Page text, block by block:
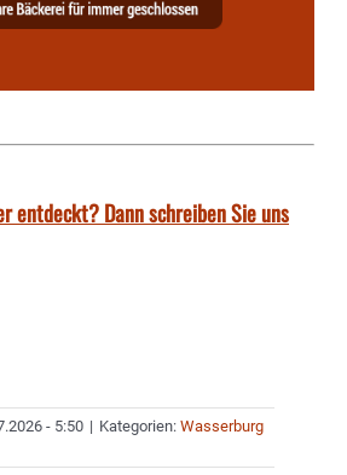
entdeckt? Dann schreiben Sie uns
- 5:50 | Kategorien: Wasserburg